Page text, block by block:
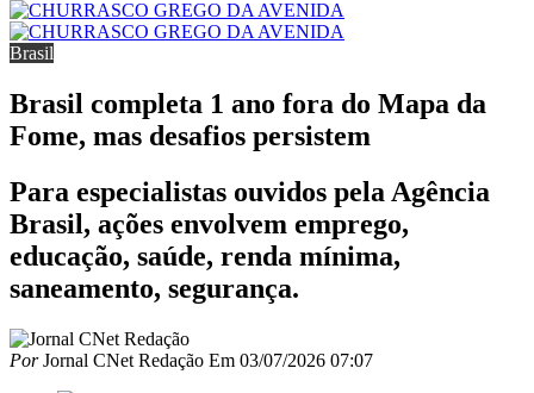
Brasil
Brasil completa 1 ano fora do Mapa da
Fome, mas desafios persistem
Para especialistas ouvidos pela Agência
Brasil, ações envolvem emprego,
educação, saúde, renda mínima,
saneamento, segurança.
PorJornal CNet Redação Em 03/07/2026 07:07